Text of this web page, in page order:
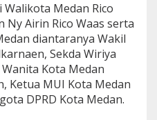
Medan Rico
Ny Airin Rico Waas serta
diantaranya Wakil
Sekda Wiriya
Kota Medan
Ketua MUI Kota Medan
DPRD Kota Medan.